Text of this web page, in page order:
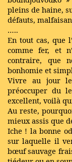
pleins de haine,
défauts,
…..
En tout cas, que
comme fer, et
contraire, que
bonhomie et
Vivre au jour
préoccuper du
excellent, voilà
Au reste,
mieux assis que
Iche ! la bonne
sur laquelle il
bœuf sauvage